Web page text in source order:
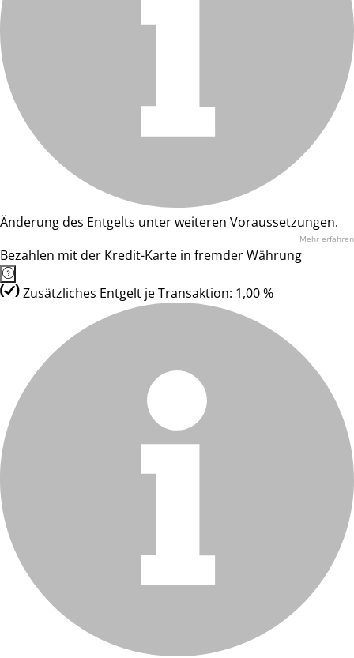
Änderung des Entgelts unter weiteren Voraussetzungen.
Mehr erfahren
Bezahlen mit der Kredit-Karte in fremder Währung
Zusätzliches Entgelt je Transaktion: 1,00 %